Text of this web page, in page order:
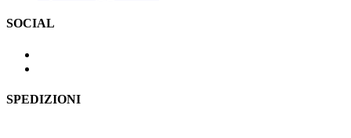
SOCIAL
SPEDIZIONI